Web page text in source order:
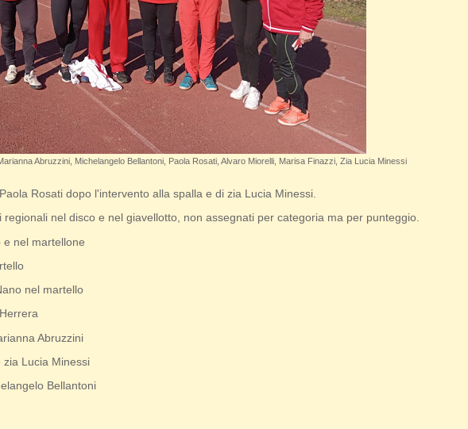
Abruzzini, Michelangelo Bellantoni, Paola Rosati, Alvaro Miorelli, Marisa Finazzi, Zia Lucia Minessi
Rosati dopo l'intervento alla spalla e di zia Lucia Minessi.
nel disco e nel giavellotto, non assegnati per categoria ma per punteggio.
e nel martellone
nel martello
Abruzzini
Lucia Minessi
Bellantoni